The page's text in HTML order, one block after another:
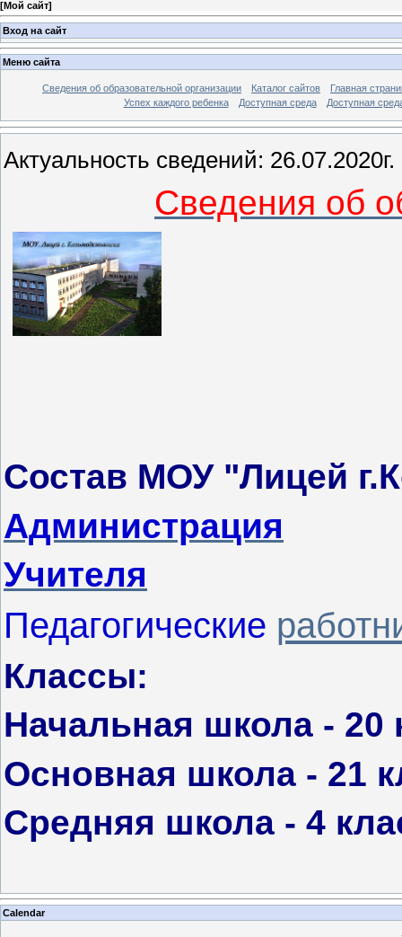
[Мой сайт]
Вход на сайт
Меню сайта
Сведения об образовательной организации Каталог сайтов
Главная
Успех каждого ребенка
Доступная среда Доступная
Актуальность сведений: 26.07.2020г.
Сведения об
Состав МОУ "Лицей
Администрация
Учителя
Педагогические
Классы:
Начальная школа - 20
Основная школа - 21
Средняя школа - 4
Calendar